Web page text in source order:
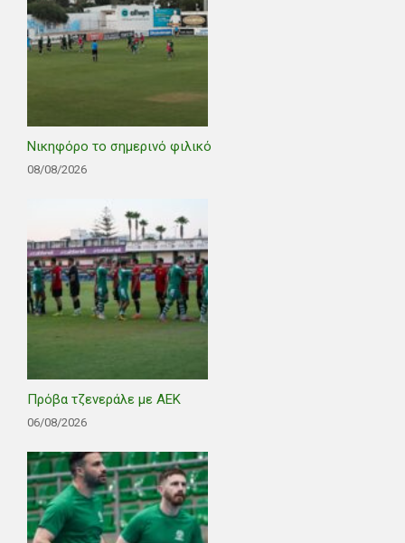
Νικηφόρο το σημερινό φιλικό
08/08/2026
Πρόβα τζενεράλε με ΑΕΚ
06/08/2026